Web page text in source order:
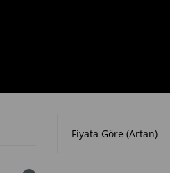
Fiyata Göre (Artan)